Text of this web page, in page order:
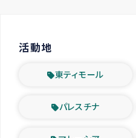
活動地
東ティモール
パレスチナ